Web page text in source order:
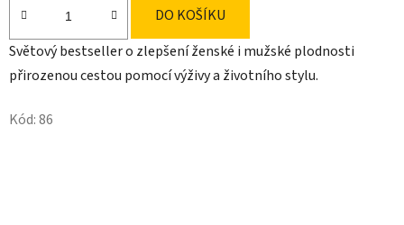
DO KOŠÍKU
Světový bestseller o zlepšení ženské i mužské plodnosti
přirozenou cestou pomocí výživy a životního stylu.
Kód:86